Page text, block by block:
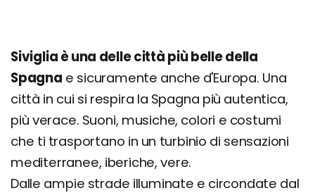
Siviglia è una delle città più belle della
Spagna e sicuramente anche d'Europa. Una
città in cui si respira la Spagna più autentica,
più verace. Suoni, musiche, colori e costumi
che ti trasportano in un turbinio di sensazioni
mediterranee, iberiche, vere.
Dalle ampie strade illuminate e circondate dal